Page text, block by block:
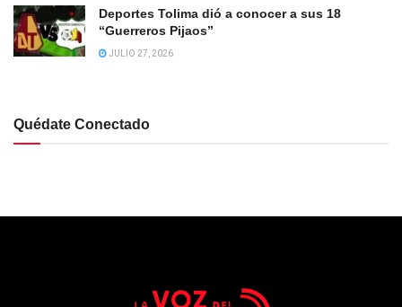
Deportes Tolima dió a conocer a sus 18
“Guerreros Pijaos”
JULIO 27, 2026
Quédate Conectado